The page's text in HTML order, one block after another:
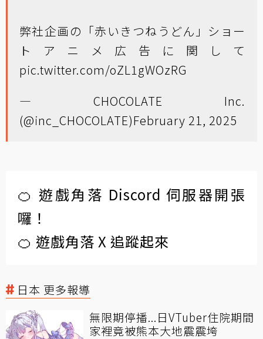
弊社企画の「赤いきつねうどん」ショー
トアニメ広告に関して
pic.twitter.com/oZL1gWOzRG
— CHOCOLATE Inc.
(@inc_CHOCOLATE)February 21, 2025
🍊 遊戲角落 Discord 伺服器開張
囉！
🍊 遊戲角落 X 追蹤起來
日本 更多報導
無限期停播...日VTuber住院期間
家裡竟被熊本大地震震垮